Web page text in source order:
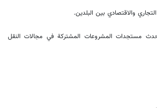
والاقتصادي بين البلدين.
احدث مستجدات المشروعات المشتركة في مجالات النقل